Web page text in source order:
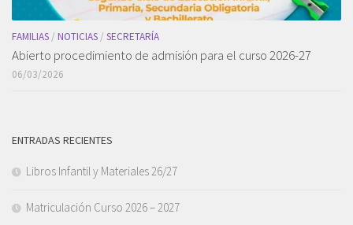
FAMILIAS / NOTICIAS / SECRETARÍA
Abierto procedimiento de admisión para el curso 2026-27
06/03/2026
ENTRADAS RECIENTES
Libros Infantil y Materiales 26/27
Matriculación Curso 2026 – 2027